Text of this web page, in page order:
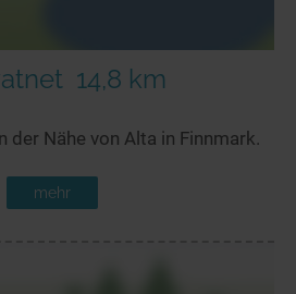
14,8 km
der Nähe von Alta in Finnmark.
mehr